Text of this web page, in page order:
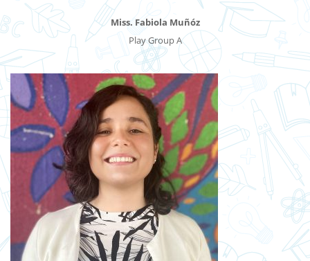
Miss. Fabiola Muñóz
Play Group A